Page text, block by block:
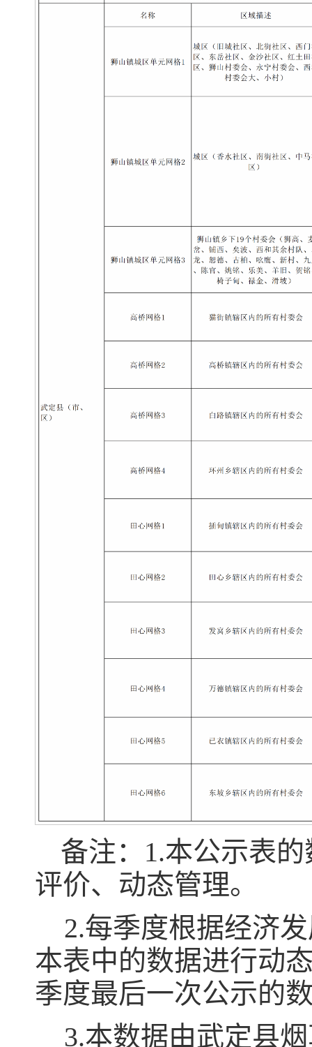
备注：1.本公示表
评价、动态管理。
2.每季度根据经济
本表中的数据进行动
季度最后一次公示的
3.本数据由武定县